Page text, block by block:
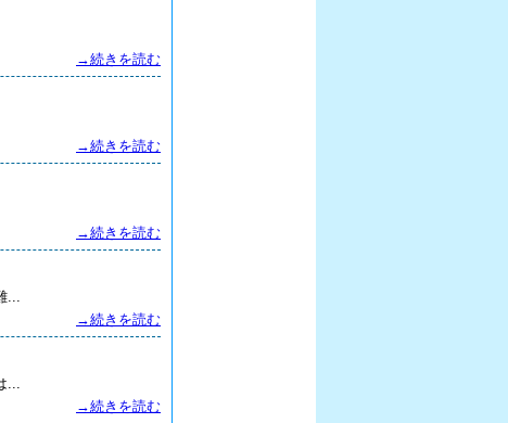
→続きを読む
→続きを読む
→続きを読む
→続きを読む
→続きを読む